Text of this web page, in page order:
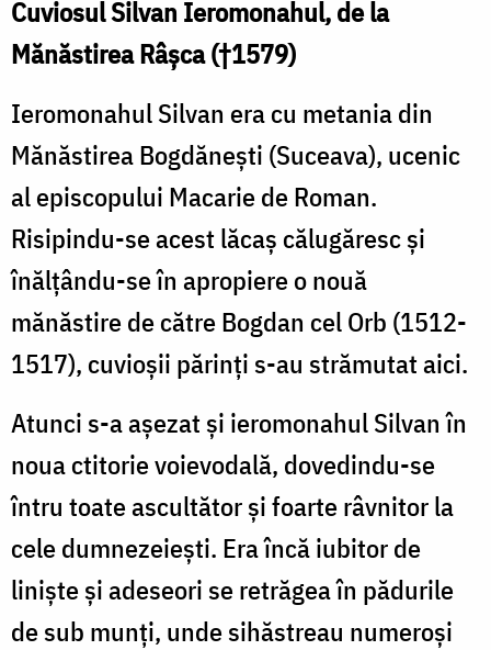
Cuviosul Silvan Ieromonahul, de la
Mănăstirea Râşca (†1579)
Ieromonahul Silvan era cu metania din
Mănăstirea Bogdăneşti (Suceava), ucenic
al episcopului Macarie de Roman.
Risipindu-se acest lăcaş călugăresc şi
înălţându-se în apropiere o nouă
mănăstire de către Bogdan cel Orb (1512-
1517), cuvioşii părinţi s-au strămutat aici.
Atunci s-a aşezat şi ieromonahul Silvan în
noua ctitorie voievodală, dovedindu-se
întru toate ascultător şi foarte râvnitor la
cele dumnezeieşti. Era încă iubitor de
linişte şi adeseori se retrăgea în pădurile
de sub munţi, unde sihăstreau numeroşi